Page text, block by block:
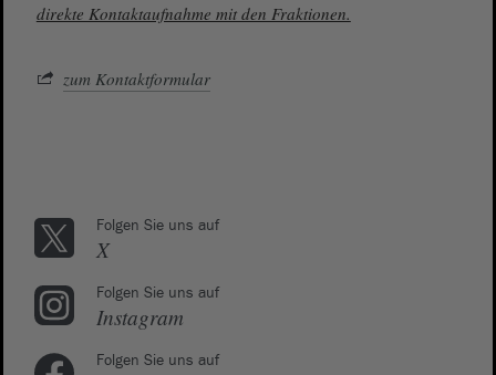
direkte Kontaktaufnahme mit den Fraktionen.
zum Kontaktformular
Folgen Sie uns auf
X
Folgen Sie uns auf
Instagram
Folgen Sie uns auf